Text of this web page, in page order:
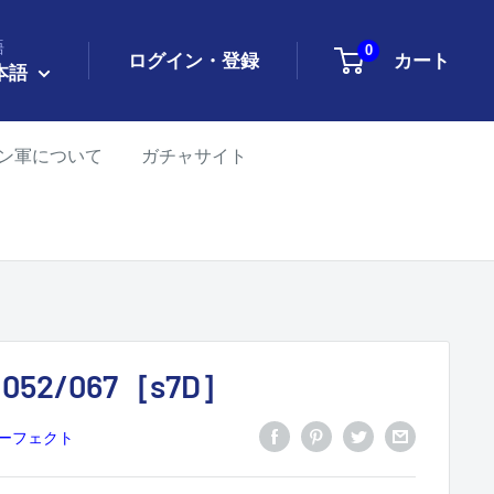
語
ログイン・登録 0 カート
軍について ガチャサイト
067［s7D］
フェクト